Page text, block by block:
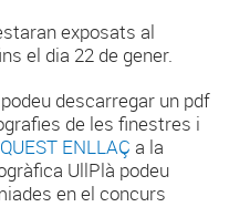
exposats al
el dia 22 de gener.
descarregar un pdf
de les finestres i
ENLLAÇ a la
UllPlà podeu
en el concurs